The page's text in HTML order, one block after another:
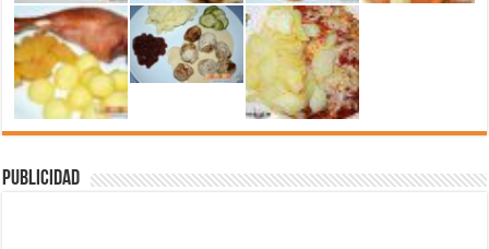
Publicidad